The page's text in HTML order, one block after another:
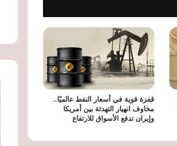
وأنفاق محطات الأتوبيس الترددي
«القابضة للمياه» تنفي زيادة أسعار شرائح
مياه الشرب وتؤكد استمرار العمل بالتعريفة
الحالية
قفزة قوية في أسعار النفط عالميًا..
مخاوف انهيار التهدئة بين أمريكا
وإيران تدفع الأسواق للارتفاع